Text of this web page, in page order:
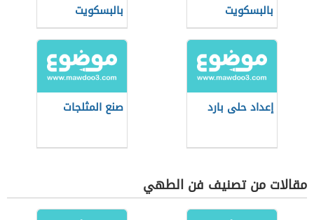
بالبسكويت
بالبسكويت
إعداد حلى بارد صنع المثلجات
مقالات من تصنيف فن الطهي